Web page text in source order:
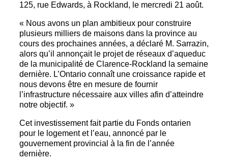
125, rue Edwards, à Rockland, le mercredi 21 août.
« Nous avons un plan ambitieux pour construire
plusieurs milliers de maisons dans la province au
cours des prochaines années, a déclaré M. Sarrazin,
alors qu’il annonçait le projet de réseaux d’aqueduc
de la municipalité de Clarence-Rockland la semaine
dernière. L’Ontario connaît une croissance rapide et
nous devons être en mesure de fournir
l’infrastructure nécessaire aux villes afin d’atteindre
notre objectif. »
Cet investissement fait partie du Fonds ontarien
pour le logement et l’eau, annoncé par le
gouvernement provincial à la fin de l’année
dernière.